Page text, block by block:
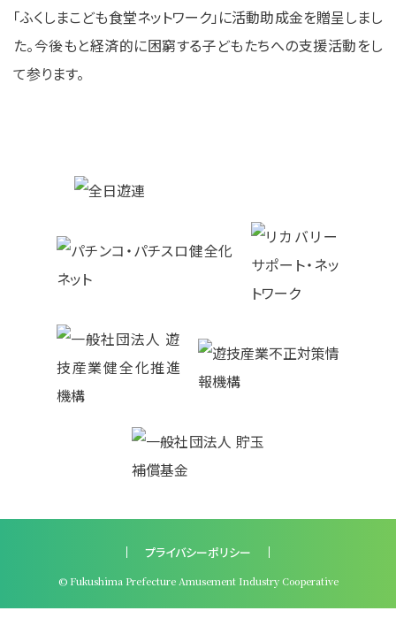
「ふくしまこども食堂ネットワーク」に活動助成金を贈呈しまし
た。今後もと経済的に困窮する子どもたちへの支援活動をし
て参ります。
プライバシーポリシー
© Fukushima Prefecture Amusement Industry Cooperative